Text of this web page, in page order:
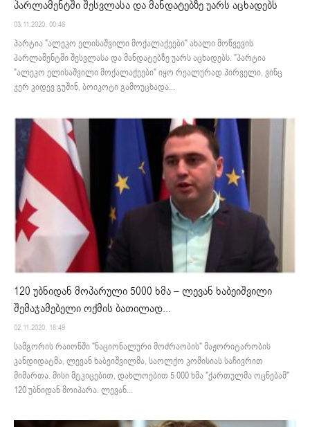
პარლამენტში შესვლასა და მანდატებზე უარს აცხადებს
03.11.2020. 00:46
პარტია "ალეკო ელისაშვილი მოქალაქეები" ახალი მოწვევის
პარლამენტში შესვლასა და მანდატებზე უარს აცხადებს. "პარტია
"ალეკო ელისაშვილი მოქალაქეები" იყო რეალურად პირველი, ვინც
ჯერ კიდევ გუშინ, ბოიკოტი გამოუცხადა...
120 უბნიდან მოპარული 5000 ხმა – ლევან ხაბეიშვილი
შემაჯამებელი ოქმის ბათილად...
02.11.2020. 18:49
სამგორის რაიონში "ნაციონალური მოძრაობის" მაჟორიტარობის
კანდიდატმა, ლევან ხაბეიშვილმა, საოლქო კომისიას საჩივრით
მიმართა. მისი მტკიცებით, დახლოებით 5 000 ხმა "ქართულმა ოცნებამ"
120 უბნიდან მოიპარა. ლევან...